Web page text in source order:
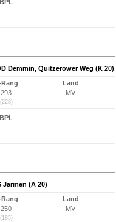
BPL
Demmin, Quitzerower Weg (K 20)
Rang
293
(228)
Land
MV
BPL
Jarmen (A 20)
Rang
250
(185)
Land
MV